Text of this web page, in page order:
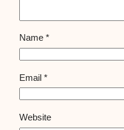
Name *
Email *
Website